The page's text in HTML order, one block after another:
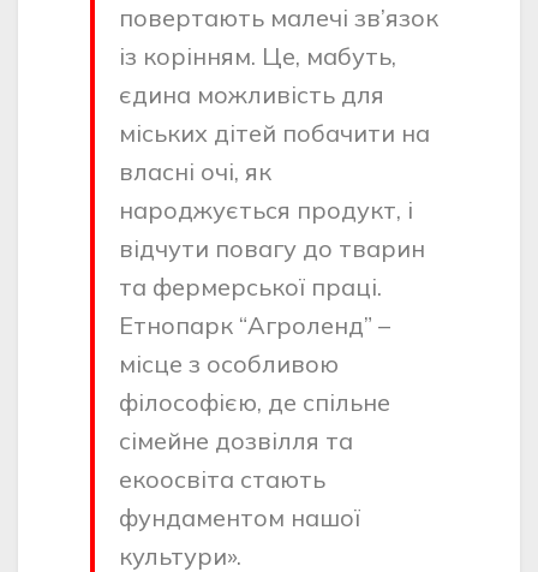
повертають малечі зв’язок
із корінням. Це, мабуть,
єдина можливість для
міських дітей побачити на
власні очі, як
народжується продукт, і
відчути повагу до тварин
та фермерської праці.
Етнопарк “Агроленд” –
місце з особливою
філософією, де спільне
сімейне дозвілля та
екоосвіта стають
фундаментом нашої
культури».